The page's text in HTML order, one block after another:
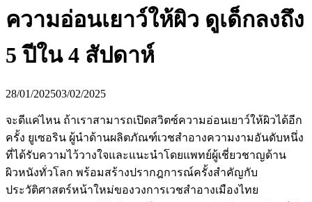
ความอ่อนเยาว์ให้ผิว ดูเด็กลงถึง
5 ปีใน 4 สัปดาห์
28/01/202503/02/2025
จะดีแค่ไหน ถ้าเราสามารถเปิดสวิตซ์ความอ่อนเยาว์ให้ผิวได้อีก
ครั้ง ยูเซอริน ผู้นำด้านผลิตภัณฑ์เวชสำอางความงามอันดับหนึ่ง
ที่ได้รับความไว้วางใจและแนะนำโดยแพทย์ผู้เชี่ยวชาญด้าน
ผิวหนังทั่วโลก พร้อมสร้างปรากฎการณ์ครั้งสำคัญกับ
ประวัติศาสตร์หน้าใหม่ของวงการเวชสำอางเมืองไทย